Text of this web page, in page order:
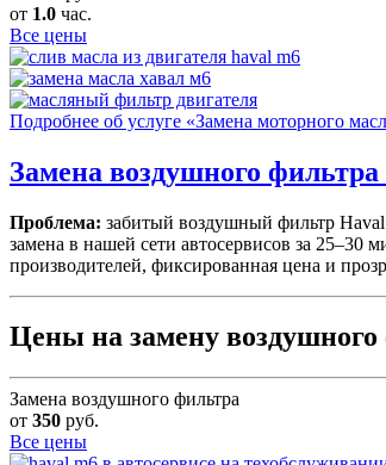
от 1.0 час.
Все цены
Подробнее об услуге «Замена моторного
Замена воздушного фильтра
Проблема: забитый воздушный фильтр
замена в нашей сети автосервисов за
производителей, фиксированная цена и
Цены на замену
Замена воздушного фильтра
от 350 руб.
Все цены